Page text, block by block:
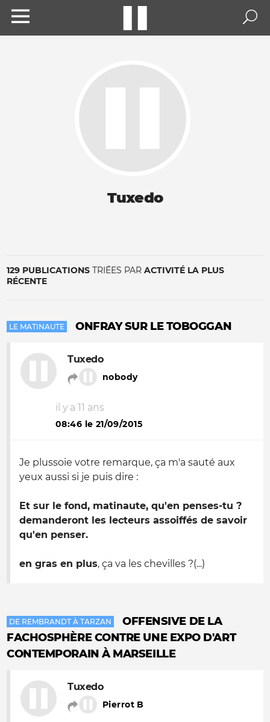
Tuxedo
129 PUBLICATIONS TRIÉES PAR ACTIVITÉ LA PLUS
RÉCENTE
LE MATINAUTE ONFRAY SUR LE TOBOGGAN
Tuxedo
nobody
il y a 11 ans
08:46 le 21/09/2015
Je plussoie votre remarque, ça m'a sauté aux
yeux aussi si je puis dire :
Et sur le fond, matinaute, qu'en penses-tu ?
demanderont les lecteurs assoiffés de savoir
qu'en penser.
en gras en plus, ça va les chevilles ?(...)
DE REMBRANDT À TARZAN
OFFENSIVE DE LA
FACHOSPHÈRE CONTRE UNE EXPO D'ART
CONTEMPORAIN À MARSEILLE
Tuxedo
Pierrot B